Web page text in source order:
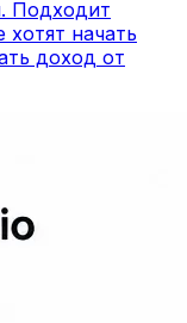
Подходит
начать
доход от